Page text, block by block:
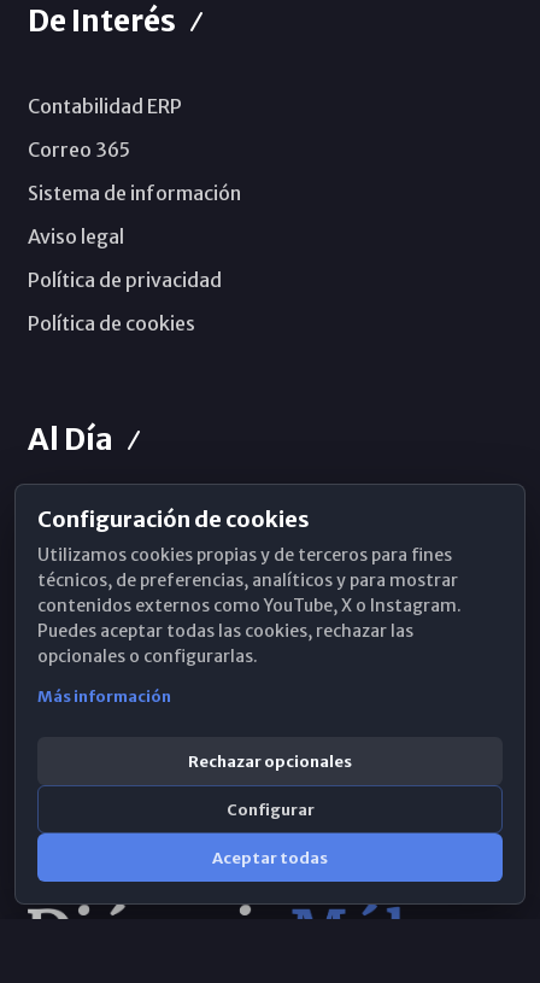
De Interés
Contabilidad ERP
Correo 365
Sistema de información
Aviso legal
Política de privacidad
Política de cookies
Al Día
Horarios de Misa
Hemeroteca
WhatsApp
Configuración de cookies
Utilizamos cookies propias y de terceros para fines
técnicos, de preferencias, analíticos y para mostrar
contenidos externos como YouTube, X o Instagram.
Puedes aceptar todas las cookies, rechazar las
opcionales o configurarlas.
Más información
Rechazar opcionales
Configurar
Aceptar todas